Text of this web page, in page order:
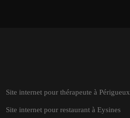
Site internet pour thérapeute à Périgueux
Site internet pour restaurant à Eysines